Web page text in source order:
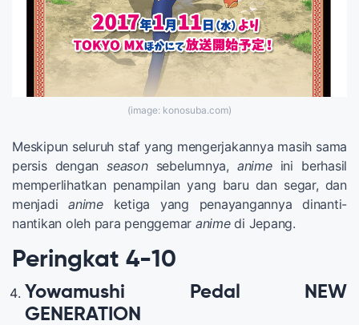
(image: konosuba.com)
Meskipun seluruh staf yang mengerjakannya masih sama
persis denganseasonsebelumnya, animeini berhasil
memperlihatkan penampilan yang baru dan segar, dan
menjadi animeketiga yang penayangannya dinanti-
nantikan oleh para penggemar animedi Jepang.
Peringkat 4-10
Yowamushi Pedal NEW
GENERATION